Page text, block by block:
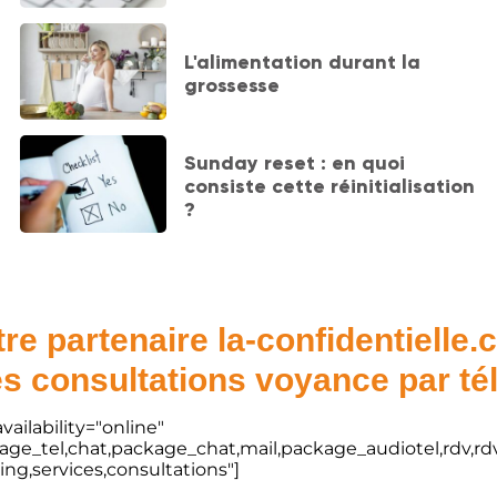
L'alimentation durant la
grossesse
Sunday reset : en quoi
consiste cette réinitialisation
?
partenaire la-
consultations voyance par